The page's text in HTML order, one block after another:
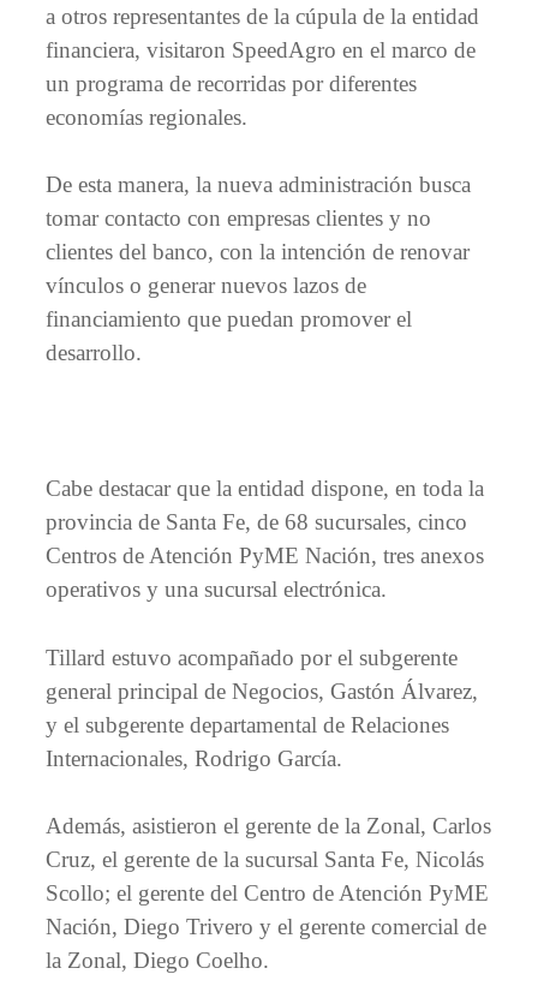
a otros representantes de la cúpula de la entidad
financiera, visitaron SpeedAgro en el marco de
un programa de recorridas por diferentes
economías regionales.
De esta manera, la nueva administración busca
tomar contacto con empresas clientes y no
clientes del banco, con la intención de renovar
vínculos o generar nuevos lazos de
financiamiento que puedan promover el
desarrollo.
Cabe destacar que la entidad dispone, en toda la
provincia de Santa Fe, de 68 sucursales, cinco
Centros de Atención PyME Nación, tres anexos
operativos y una sucursal electrónica.
Tillard estuvo acompañado por el subgerente
general principal de Negocios, Gastón Álvarez,
y el subgerente departamental de Relaciones
Internacionales, Rodrigo García.
Además, asistieron el gerente de la Zonal, Carlos
Cruz, el gerente de la sucursal Santa Fe, Nicolás
Scollo; el gerente del Centro de Atención PyME
Nación, Diego Trivero y el gerente comercial de
la Zonal, Diego Coelho.